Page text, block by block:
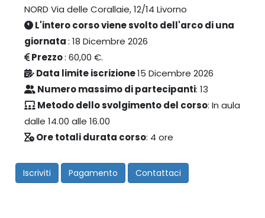
NORD Via delle Corallaie, 12/14 Livorno
L'intero corso viene svolto dell'arco di una
giornata: 18 Dicembre 2026
Prezzo: 60,00 €.
Data limite iscrizione15 Dicembre 2026
Numero massimo di partecipanti: 13
Metodo dello svolgimento del corso: In aula
dalle 14.00 alle 16.00
Ore totali durata corso: 4 ore
Iscriviti Pagamento Contattaci